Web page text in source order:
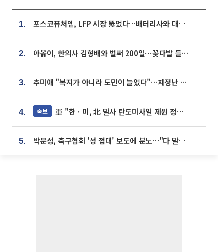
1. 포스코퓨처엠, LFP 시장 뚫었다…배터리사와 대규모 장기 공급 합의
2. 아옳이, 한의사 김형배와 벌써 200일⋯꽃다발 들고 "프러포즈 아냐"
3. 추미애 "복지가 아니라 도민이 늘었다"…재정난 책임론 정면돌파
4. 속보 軍 "한ㆍ미, 北 발사 탄도미사일 제원 정밀분석 중"
5. 박문성, 축구협회 '성 접대' 보도에 분노…"다 말아먹으려고 작정했나"